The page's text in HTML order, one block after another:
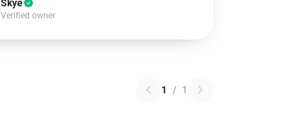
Skye
Verified owner
1 / 1